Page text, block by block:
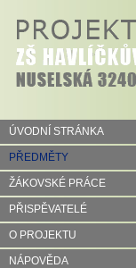
ÚVODNÍ STRÁNKA
PŘEDMĚTY
ŽÁKOVSKÉ PRÁCE
PŘISPĚVATELÉ
O PROJEKTU
NÁPOVĚDA